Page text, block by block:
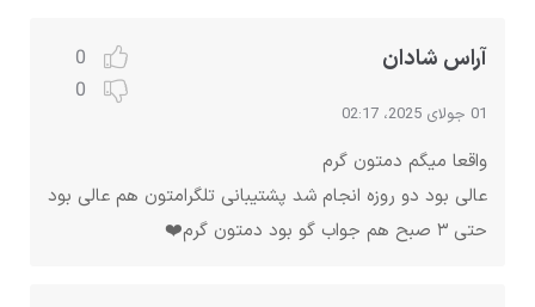
0
0
آراس شادان
01 جولای 2025، 02:17
واقعا میگم دمتون گرم
عالی بود دو روزه انجام شد پشتیبانی تلگرامتون هم عالی بود
حتی ۳ صبح هم جواب گو بود دمتون گرم❤️